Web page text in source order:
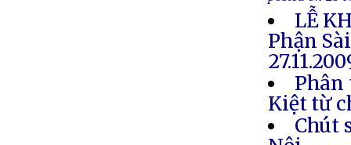
LỄ
Phận
Phân
Kiệt từ
Chút